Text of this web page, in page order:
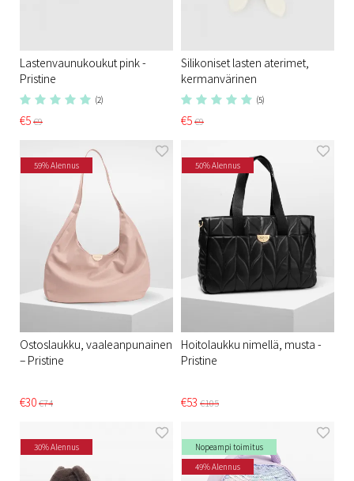
Lastenvaunukoukut pink -
Pristine​
(2)
€5€9
Silikoniset lasten aterimet,
kermanvärinen
(5)
€5€9
59% Alennus
Ostoslaukku, vaaleanpunainen
– Pristine​
€30€74
50% Alennus
Hoitolaukku nimellä, musta -
Pristine​
€53 €105
30% Alennus
Nopeampi toimitus
49% Alennus